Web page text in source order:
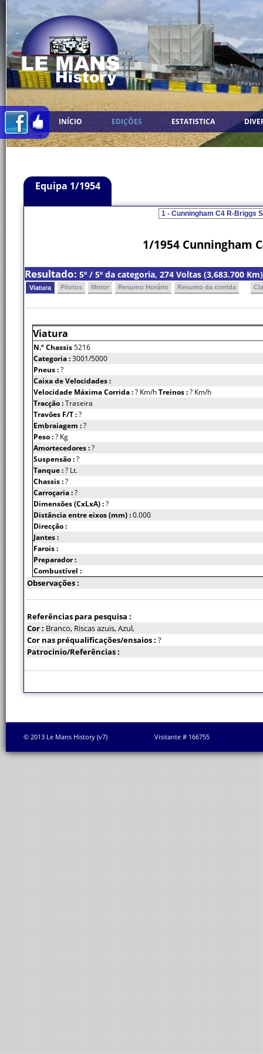
INÍCIO EDIÇÕES ESTATISTICA
Equipa 1/1954
1/1954 Cunningham
Resultado: 5º / 5º da categoria, 274 Voltas (3,683.700
Viatura Pilotos Motor Resumo Horário Resumo da corrida
Viatura
N.º Chassis5216
Categoria :3001/5000
Pneus :?
Caixa de Velocidades :
Velocidade Máxima Corrida :? Km/hTreinos :? Km/h
Tracção :Traseira
Travões F/T :?
Embraiagem :?
Peso :? Kg
Amortecedores :?
Suspensão :?
Tanque :? Lt.
Chassis :?
Carroçaria :?
Dimensões (CxLxA) :?
Distância entre eixos (mm) :0.000
Direcção :
Jantes :
Farois :
Preparador :
Combustível :
Observações :
Referências para pesquisa :
Cor : Branco, Riscas azuis, Azul,
Cor nas préqualificações/ensaios : ?
Patrocinio/Referências :
© 2013 Le Mans History (v7) Visitante # 166755